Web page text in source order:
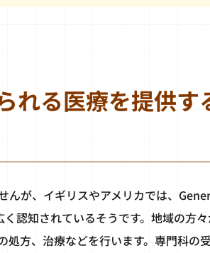
れる医療を提供す
んが、イギリスやアメリカでは、
認知されているそうです。地域の方
方、治療などを行います。専門科の